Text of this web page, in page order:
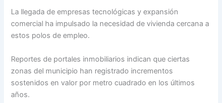
La llegada de empresas tecnológicas y expansión
comercial ha impulsado la necesidad de vivienda cercana a
estos polos de empleo.
Reportes de portales inmobiliarios indican que ciertas
zonas del municipio han registrado incrementos
sostenidos en valor por metro cuadrado en los últimos
años.